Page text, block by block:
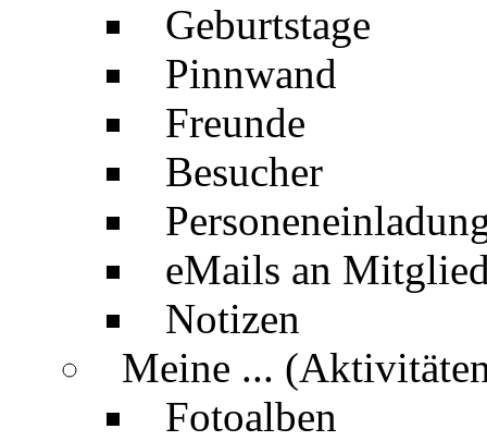
Geburtstage
Pinnwand
Freunde
Besucher
eMails an
Notizen
Meine ...
Fotoalben